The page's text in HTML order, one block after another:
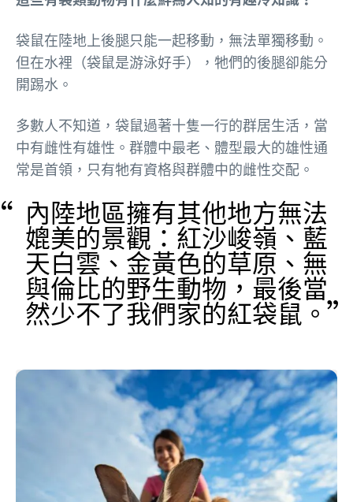
袋鼠在陸地上後腿只能一起移動，無法單獨移動。
但在水裡（袋鼠是游泳好手），牠們的後腿卻能分
開踢水。
多數人不知道，袋鼠過著十隻一行的群居生活，當
中有雌性有雄性。群體中最老、體型最大的雄性通
常是首領，只有牠有資格與群體中的雌性交配。
內陸地區擁有其他地方無法
媲美的景觀：紅沙峻嶺、藍
天白雲、金黃色的草原、無
與倫比的野生動物，最後當
然少不了我們家的紅袋鼠。